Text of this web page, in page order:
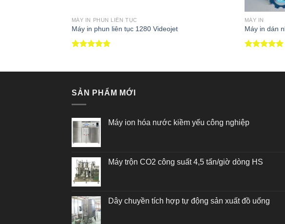
MÁY IN PHUN LIÊN TỤC
Máy in phun liên tục 1280 Videojet
5 sao
MÁY IN
Máy in dán
5 sao
SẢN PHẨM MỚI
Máy ion hóa nước kiềm yếu công nghiệp
Máy trộn CO2 công suất 4,5 tấn/giờ dòng HS
Dây chuyền tích hợp tự động sản xuất đồ uống